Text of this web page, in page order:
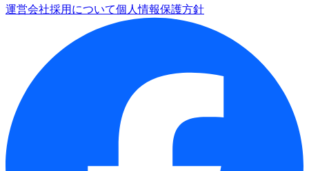
運営会社採用について個人情報保護方針